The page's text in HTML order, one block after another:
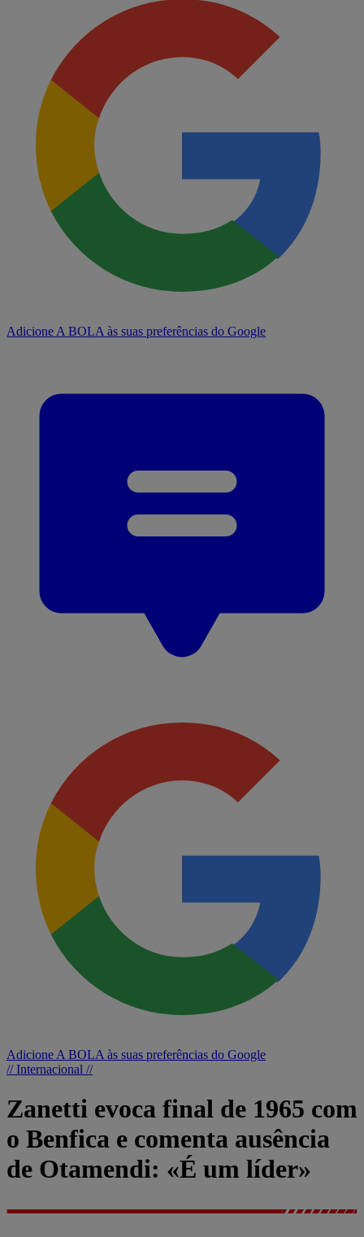
Adicione A BOLA às suas preferências do Google
Adicione A BOLA às suas preferências do Google
// Internacional //
Zanetti evoca final de 1965 com
o Benfica e comenta ausência
de Otamendi: «É um líder»